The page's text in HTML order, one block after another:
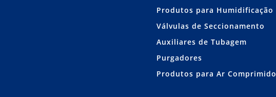
Produtos para Humidificação
Válvulas de Seccionamento
Auxiliares de Tubagem
Purgadores
Produtos para Ar Comprimido